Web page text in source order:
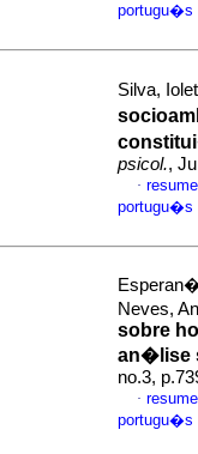
portugu�s
Silva,
psicol.,
·
portugu�s
Neves,
sobre
an�lise
no.3,
·
portugu�s